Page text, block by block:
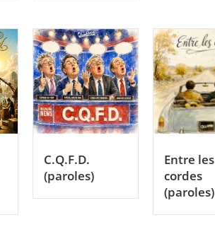
C.Q.F.D.
(paroles)
Entre les
cordes
(paroles)